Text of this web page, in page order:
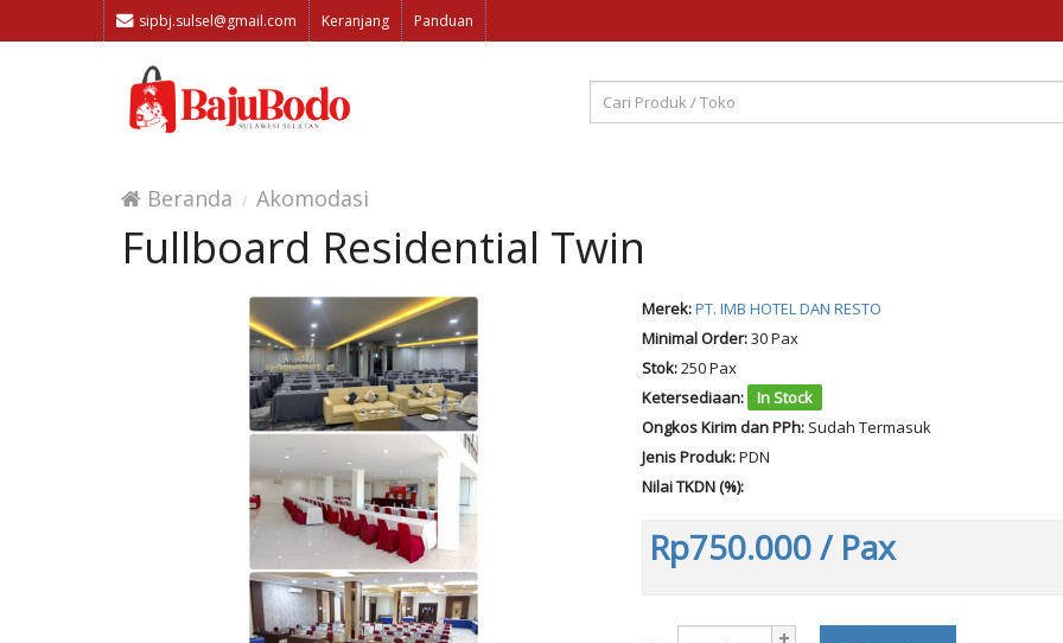
sipbj.sulsel@gmail.com Keranjang Panduan
Beranda Akomodasi
Fullboard Residential Twin
Merek:PT. IMB HOTEL DAN RESTO
Minimal Order:30 Pax
Stok:250 Pax
Ketersediaan:
In Stock
Ongkos Kirim dan PPh: Sudah Termasuk
Jenis Produk:PDN
Nilai TKDN (%):
Rp750.000/ Pax